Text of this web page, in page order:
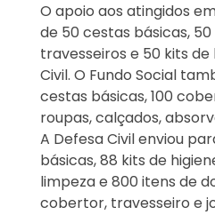
O apoio aos atingidos
de 50 cestas básicas,
travesseiros e 50 kits
Civil. O Fundo Social
cestas básicas, 100
roupas, calçados,
A Defesa Civil enviou
básicas, 88 kits de
limpeza e 800 itens de
cobertor, travesseiro e